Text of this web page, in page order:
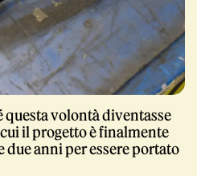
questa volontà diventasse
il progetto è finalmente
anni per essere portato